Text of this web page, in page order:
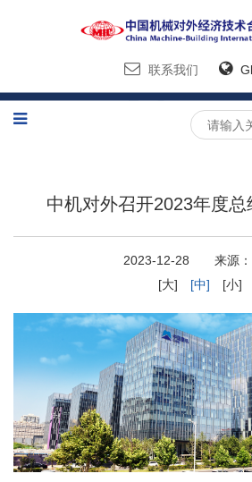
联系我们
中机对外召开2023年度
2023-12-28 来
[大]
[中] [小]